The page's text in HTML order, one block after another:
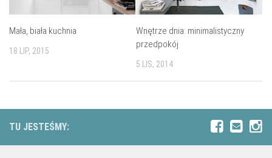
Mała, biała kuchnia
18 LIP, 2015
Wnętrze dnia: minimalistyczny
przedpokój
5 LIS, 2014
TU JESTEŚMY: